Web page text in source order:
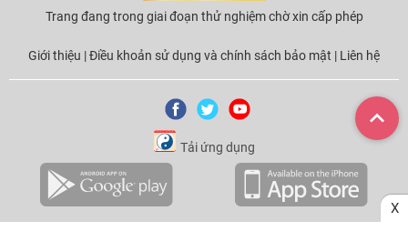
Trang đang trong giai đoạn thử nghiệm chờ xin cấp phép
Giới thiệu |Điều khoản sử dụng và chính sách bảo mật | Liên hệ
Tải ứng dụng
X